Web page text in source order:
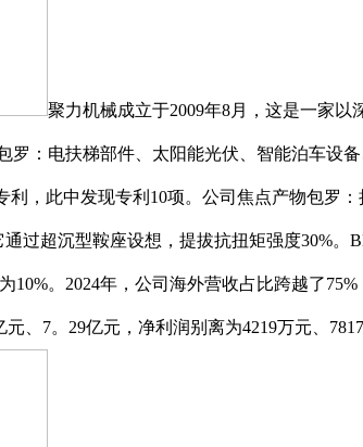
聚力机械成立于2009年8月，这是一家
：电扶梯部件、太阳能光伏、智能泊车设
利，此中发现专利10项。公司焦点产物包罗
过超沉型鞍座设想，提拔抗扭矩强度30%。
。2024年，公司海外营收占比跨越了
、7。29亿元，净利润别离为4219万元、7817